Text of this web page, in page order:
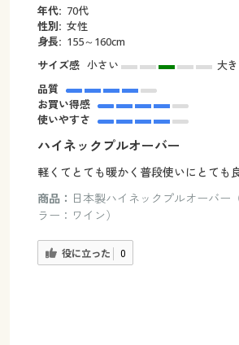
年代: 70代
性別: 女性
身長: 155～160cm
サイズ感 小さい
大
品質
お買い得感
使いやすさ
ハイネックプルオーバー
軽くてとても暖かく普段使いにとても
商品： 日本製ハイネックプルオーバー
ラー：ワイン）
役に立った 0